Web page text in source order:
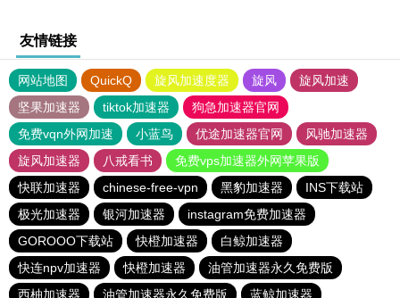
友情链接
网站地图 QuickQ 旋风加速度器 旋风
旋风加速
坚果加速器
tiktok加速器
狗急加速器官网
免费vqn外网加速
小蓝鸟 优途加速器官网
风驰加速器
旋风加速器
八戒看书
免费vps加速器外网苹果版
快联加速器
chinese-free-vpn 黑豹加速器
INS下载站
极光加速器
银河加速器
instagram免费加速器
GOROOO下载站
快橙加速器
白鲸加速器
快连npv加速器
快橙加速器
油管加速器永久免费版
西柚加速器
油管加速器永久免费版 蓝鲸加速器